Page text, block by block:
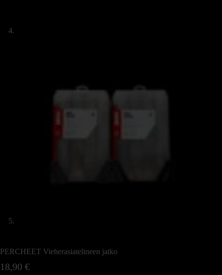
PERCHEET Vieherasiatelineen jatko
18,90 €